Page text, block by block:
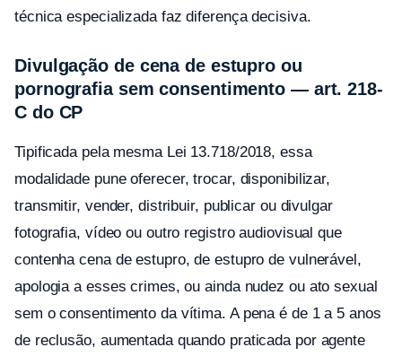
técnica especializada faz diferença decisiva.
Divulgação de cena de estupro ou
pornografia sem consentimento — art. 218-
C do CP
Tipificada pela mesma Lei 13.718/2018, essa
modalidade pune oferecer, trocar, disponibilizar,
transmitir, vender, distribuir, publicar ou divulgar
fotografia, vídeo ou outro registro audiovisual que
contenha cena de estupro, de estupro de vulnerável,
apologia a esses crimes, ou ainda nudez ou ato sexual
sem o consentimento da vítima. A pena é de 1 a 5 anos
de reclusão, aumentada quando praticada por agente